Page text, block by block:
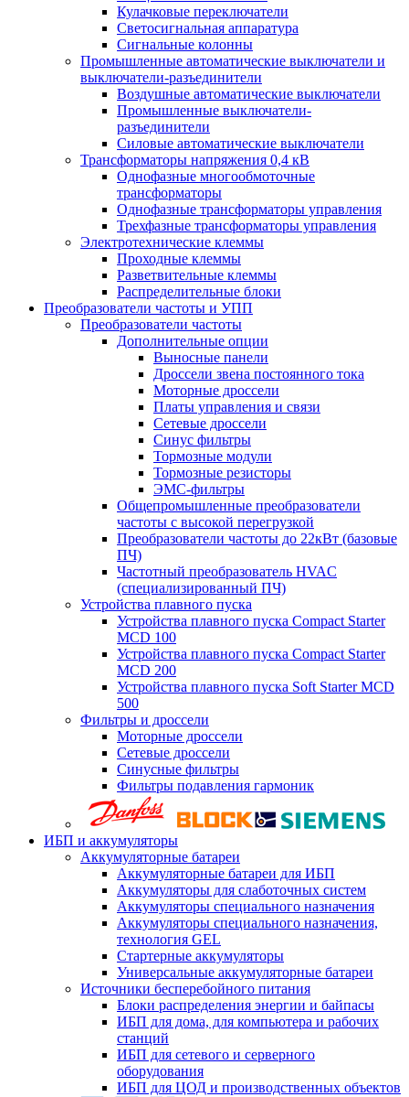
Кулачковые переключатели
Светосигнальная аппаратура
Сигнальные колонны
Промышленные автоматические выключатели и
выключатели-разъединители
Воздушные автоматические выключатели
Промышленные выключатели-
разъединители
Силовые автоматические выключатели
Трансформаторы напряжения 0,4 кВ
Однофазные многообмоточные
трансформаторы
Однофазные трансформаторы управления
Трехфазные трансформаторы управления
Электротехнические клеммы
Проходные клеммы
Разветвительные клеммы
Распределительные блоки
Преобразователи частоты и УПП
Преобразователи частоты
Дополнительные опции
Выносные панели
Дроссели звена постоянного тока
Моторные дроссели
Платы управления и связи
Сетевые дроссели
Синус фильтры
Тормозные модули
Тормозные резисторы
ЭМС-фильтры
Общепромышленные преобразователи
частоты с высокой перегрузкой
Преобразователи частоты до 22кВт (базовые
ПЧ)
Частотный преобразователь HVAC
(специализированный ПЧ)
Устройства плавного пуска
Устройства плавного пуска Compact Starter
MCD 100
Устройства плавного пуска Compact Starter
MCD 200
Устройства плавного пуска Soft Starter MCD
500
Фильтры и дроссели
Моторные дроссели
Сетевые дроссели
Синусные фильтры
Фильтры подавления гармоник
ИБП и аккумуляторы
Аккумуляторные батареи
Аккумуляторные батареи для ИБП
Аккумуляторы для слаботочных систем
Аккумуляторы специального назначения
Аккумуляторы специального назначения,
технология GEL
Стартерные аккумуляторы
Универсальные аккумуляторные батареи
Источники бесперебойного питания
Блоки распределения энергии и байпасы
ИБП для дома, для компьютера и рабочих
станций
ИБП для сетевого и серверного
оборудования
ИБП для ЦОД и производственных объектов